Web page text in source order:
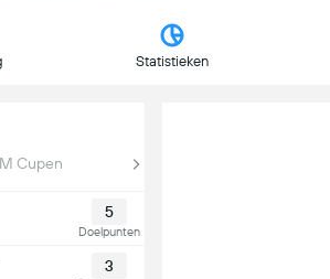
Statistieken
Cupen
5
Doelpunten
3